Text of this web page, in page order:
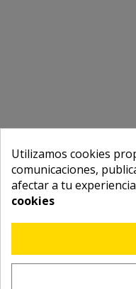
Utilizamos cookies
comunicaciones,
afectar a tu
cookies